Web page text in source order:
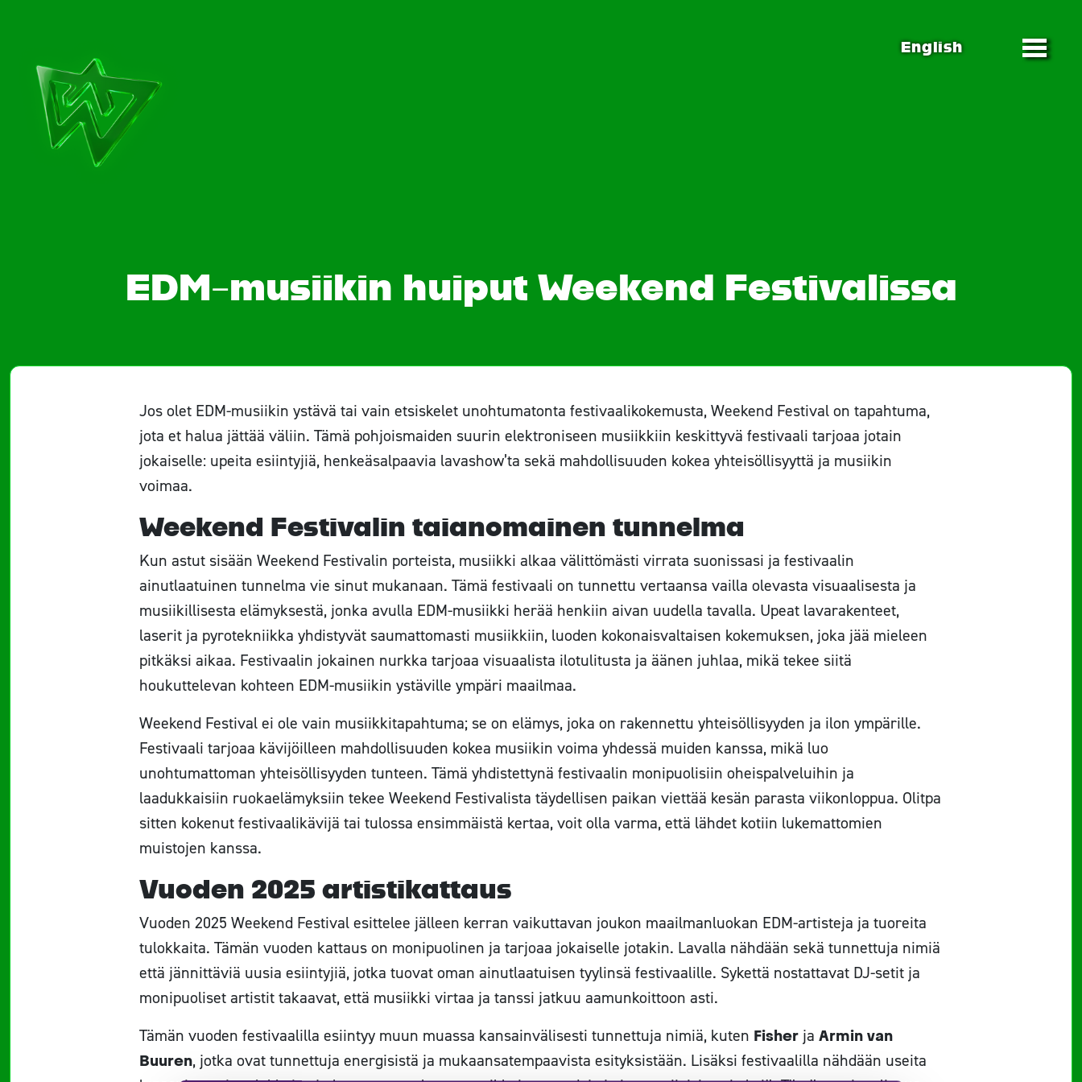
English
EDM-musiikin huiput Weekend Festivalissa
Jos olet EDM-musiikin ystävä tai vain etsiskelet unohtumatonta festivaalikokemusta, Weekend Festival on tapahtuma,
jota et halua jättää väliin. Tämä pohjoismaiden suurin elektroniseen musiikkiin keskittyvä festivaali tarjoaa jotain
jokaiselle: upeita esiintyjiä, henkeäsalpaavia lavashow’ta sekä mahdollisuuden kokea yhteisöllisyyttä ja musiikin
voimaa.
Weekend Festivalin taianomainen tunnelma
Kun astut sisään Weekend Festivalin porteista, musiikki alkaa välittömästi virrata suonissasi ja festivaalin
ainutlaatuinen tunnelma vie sinut mukanaan. Tämä festivaali on tunnettu vertaansa vailla olevasta visuaalisesta ja
musiikillisesta elämyksestä, jonka avulla EDM-musiikki herää henkiin aivan uudella tavalla. Upeat lavarakenteet,
laserit ja pyrotekniikka yhdistyvät saumattomasti musiikkiin, luoden kokonaisvaltaisen kokemuksen, joka jää mieleen
pitkäksi aikaa. Festivaalin jokainen nurkka tarjoaa visuaalista ilotulitusta ja äänen juhlaa, mikä tekee siitä
houkuttelevan kohteen EDM-musiikin ystäville ympäri maailmaa.
Weekend Festival ei ole vain musiikkitapahtuma; se on elämys, joka on rakennettu yhteisöllisyyden ja ilon ympärille.
Festivaali tarjoaa kävijöilleen mahdollisuuden kokea musiikin voima yhdessä muiden kanssa, mikä luo
unohtumattoman yhteisöllisyyden tunteen. Tämä yhdistettynä festivaalin monipuolisiin oheispalveluihin ja
laadukkaisiin ruokaelämyksiin tekee Weekend Festivalista täydellisen paikan viettää kesän parasta viikonloppua. Olitpa
sitten kokenut festivaalikävijä tai tulossa ensimmäistä kertaa, voit olla varma, että lähdet kotiin lukemattomien
muistojen kanssa.
Vuoden 2025 artistikattaus
Vuoden 2025 Weekend Festival esittelee jälleen kerran vaikuttavan joukon maailmanluokan EDM-artisteja ja tuoreita
tulokkaita. Tämän vuoden kattaus on monipuolinen ja tarjoaa jokaiselle jotakin. Lavalla nähdään sekä tunnettuja nimiä
että jännittäviä uusia esiintyjiä, jotka tuovat oman ainutlaatuisen tyylinsä festivaalille. Sykettä nostattavat DJ-setit ja
monipuoliset artistit takaavat, että musiikki virtaa ja tanssi jatkuu aamunkoittoon asti.
Tämän vuoden festivaalilla esiintyy muun muassa kansainvälisesti tunnettuja nimiä, kuten Fisherja Armin van
Buuren, jotka ovat tunnettuja energisistä ja mukaansatempaavista esityksistään. Lisäksi festivaalilla nähdään useita